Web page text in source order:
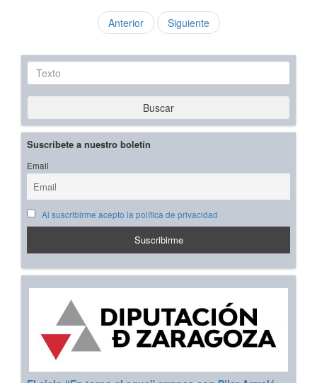
Anterior Siguiente
Texto
Buscar
Suscríbete a nuestro boletín
Email
Al suscribirme acepto la política de privacidad